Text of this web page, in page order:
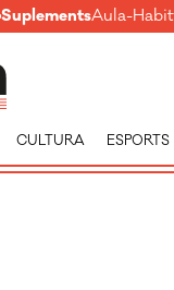
SuplementsAula-
CULTURA ESPORTS